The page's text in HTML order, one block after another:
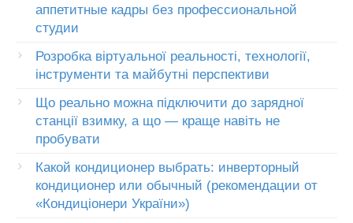
аппетитные кадры без профессиональной
студии
Розробка віртуальної реальності, технології,
інструменти та майбутні перспективи
Що реально можна підключити до зарядної
станції взимку, а що — краще навіть не
пробувати
Какой кондиционер выбрать: инверторный
кондиционер или обычный (рекомендации от
«Кондиціонери України»)